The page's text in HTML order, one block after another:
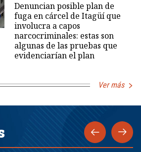
Denuncian posible plan de
fuga en cárcel de Itagüí que
involucra a capos
narcocriminales: estas son
algunas de las pruebas que
evidenciarían el plan
Ver más